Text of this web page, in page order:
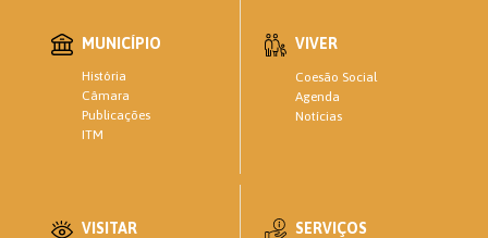
MUNICÍPIO
História
Câmara
Publicações
ITM
VIVER
Coesão Social
Agenda
Notícias
VISITAR SERVIÇOS